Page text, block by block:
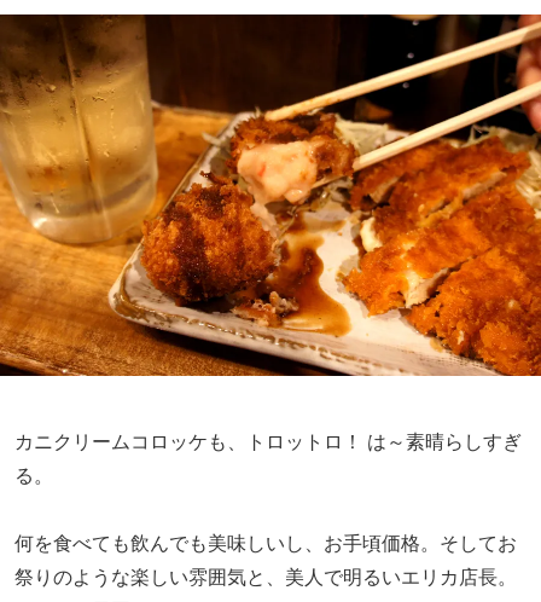
カニクリームコロッケも、トロットロ！ は～素晴らしすぎ
る。
何を食べても飲んでも美味しいし、お手頃価格。そしてお
祭りのような楽しい雰囲気と、美人で明るいエリカ店長。